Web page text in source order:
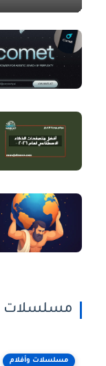
مسلسلات
مسلسلات وأفلام